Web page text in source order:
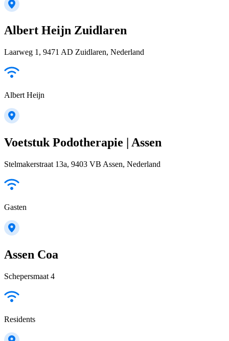
Albert Heijn Zuidlaren
Laarweg 1, 9471 AD Zuidlaren, Nederland
Albert Heijn
Voetstuk Podotherapie | Assen
Stelmakerstraat 13a, 9403 VB Assen, Nederland
Gasten
Assen Coa
Schepersmaat 4
Residents